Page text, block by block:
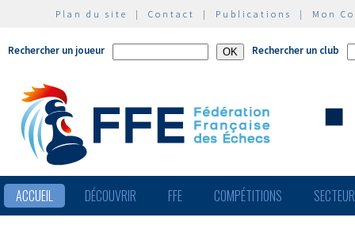
Plan du site | Contact | Publications | Mon
Rechercher un joueur Rechercher un club
ACCUEIL DÉCOUVRIR FFE COMPÉTITIONS